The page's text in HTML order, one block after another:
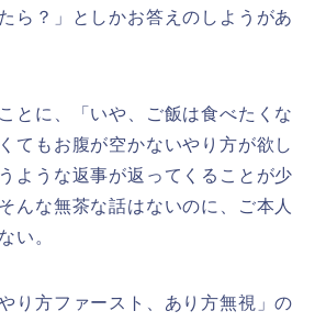
ら？」としかお答えのしようがあ
とに、「いや、ご飯は食べたくな
てもお腹が空かないやり方が欲し
ような返事が返ってくることが少
んな無茶な話はないのに、ご本人
い。
り方ファースト、あり方無視」の